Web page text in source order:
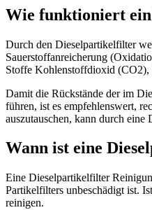
Wie funktioniert
Durch den Dieselpartikelfilter
Sauerstoffanreicherung
Stoffe Kohlenstoffdioxid
Damit die Rückstände der im
führen, ist es empfehlenswert,
auszutauschen, kann durch
Wann ist eine
Eine Dieselpartikelfilter
Partikelfilters unbeschädigt ist.
reinigen.